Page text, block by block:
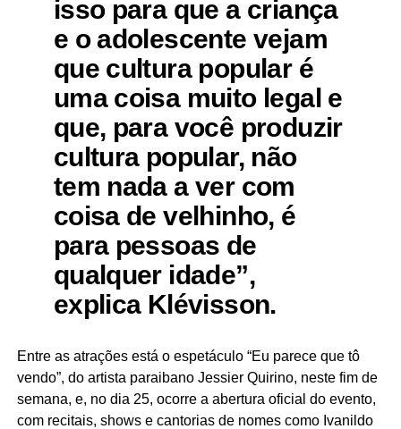
isso para que a criança
e o adolescente vejam
que cultura popular é
uma coisa muito legal e
que, para você produzir
cultura popular, não
tem nada a ver com
coisa de velhinho, é
para pessoas de
qualquer idade”,
explica Klévisson.
Entre as atrações está o espetáculo “Eu parece que tô
vendo”, do artista paraibano Jessier Quirino, neste fim de
semana, e, no dia 25, ocorre a abertura oficial do evento,
com recitais, shows e cantorias de nomes como Ivanildo